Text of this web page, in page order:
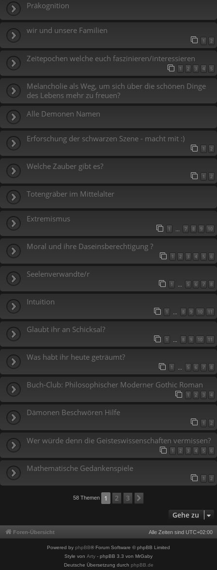
Präkognition
wir und unsere Familien
1 2
Zeitepochen welche euch faszinieren/interessieren
1 2 3 4 5
Melancholie als Weg, um sich über die schönen Dinge
des Lebens mehr zu freuen?
Alle Demonen Namen
Erforschung der schwarzen Szene - macht mit :)
1 2
Welche Zauber gibt es?
1 2
Totengräber im Mittelalter
Extremismus
1 7 8 9 10
Moral und ihre Daseinsberechtigung ?
1 2 3 4 5 6
Seelenverwandte/r
1 … 5 6 7 8
Intuition
1 … 8 9 10 11
Glaubt ihr an Schicksal?
1 … 8 9 10 11
Was habt ihr heute geträumt?
1 … 5 6 7 8
Buch-Club: Philosophischer Moderner Gothic Roman
1 2 3 4
Dämonen Beschwören Hilfe
1 2
Wer würde denn die Geisteswissenschaften vermissen?
1 2 3 4 5 6
Mathematische Gedankenspiele
1 2
58 Themen 1 2 3
Gehe zu
Foren-Übersicht Alle Zeiten sind UTC+02:00
Powered by phpBB® Forum Software © phpBB Limited
Style von Arty - phpBB 3.3 von MrGaby
Deutsche Übersetzung durch phpBB.de